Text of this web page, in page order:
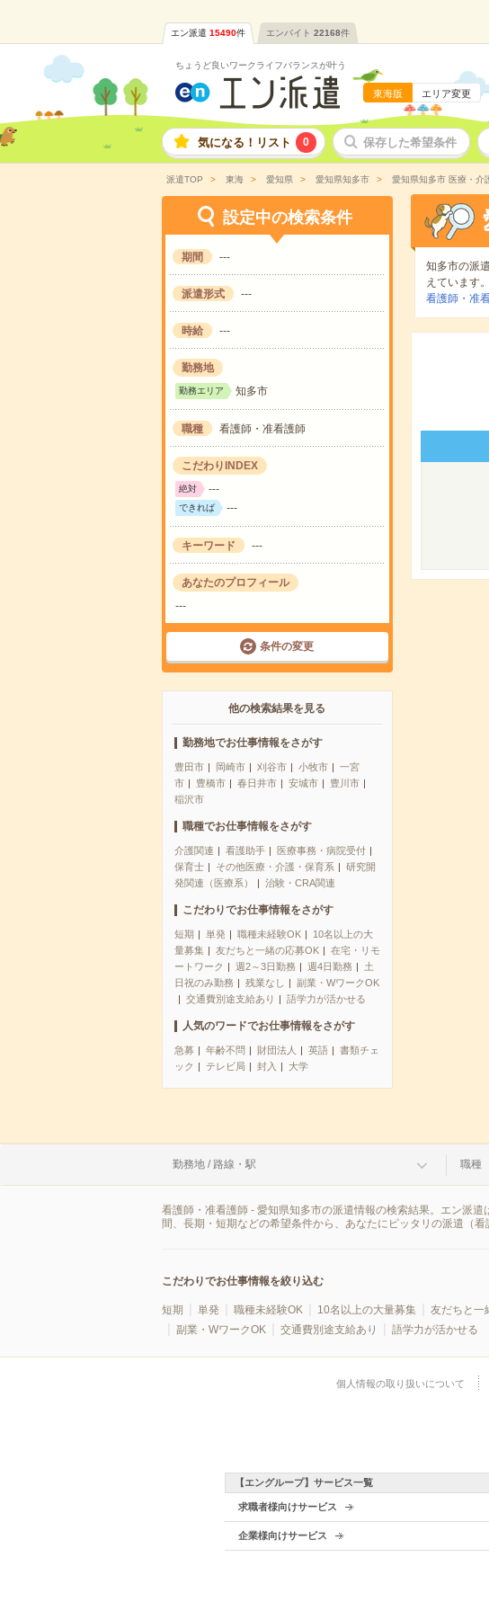
エン派遣 15490件 エンバイト 22168件
ちょうど良いワークライフバランスが叶う
東海版 エリア変更
気になる！リスト 0 保存した希望条件
派遣TOP 東海 愛知県 愛知県知多市 愛知県知多市 医療・介
設定中の検索条件
期間 ---
派遣形式 ---
時給 ---
勤務地
勤務エリア 知多市
職種 看護師・准看護師
こだわりINDEX
絶対 ---
できれば ---
キーワード ---
あなたのプロフィール
---
条件の変更
他の検索結果を見る
勤務地でお仕事情報をさがす
豊田市 岡崎市 刈谷市 小牧市
一宮
市
豊橋市 春日井市 安城市
豊川市
稲沢市
職種でお仕事情報をさがす
介護関連 看護助手
医療事務・病院受付
保育士
その他医療・介護・保育系
研究開
発関連（医療系）
治験・CRA関連
こだわりでお仕事情報をさがす
短期 単発 職種未経験OK
10名以上の大
量募集
友だちと一緒の応募OK
在宅・リモ
ートワーク
週2～3日勤務 週4日勤務
土
日祝のみ勤務
残業なし
副業・WワークOK
交通費別途支給あり
語学力が活かせる
人気のワードでお仕事情報をさがす
急募 年齢不問 財団法人 英語
書類チェ
ック
テレビ局 封入 大学
知多市の派
えています
看護師・准
勤務地 / 路線・駅 職種
看護師・准看護師 - 愛知県知多市の派遣情報の検索結果。エン派
間、長期・短期などの希望条件から、あなたにピッタリの派遣（看
こだわりでお仕事情報を絞り込む
短期 単発 職種未経験OK 10名以上の大量募集 友だちと一
副業・WワークOK
交通費別途支給あり 語学力が活かせる
個人情報の取り扱いについて
【エングループ】サービス一覧
求職者様向けサービス
企業様向けサービス